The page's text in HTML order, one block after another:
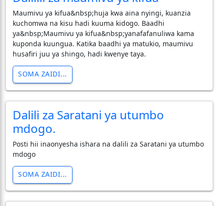
Maumivu ya kifua&nbsp;huja kwa aina nyingi, kuanzia
kuchomwa na kisu hadi kuuma kidogo. Baadhi
ya&nbsp;Maumivu ya kifua&nbsp;yanafafanuliwa kama
kuponda kuungua. Katika baadhi ya matukio, maumivu
husafiri juu ya shingo, hadi kwenye taya.
SOMA ZAIDI...
Dalili za Saratani ya utumbo
mdogo.
Posti hii inaonyesha ishara na dalili za Saratani ya utumbo
mdogo
SOMA ZAIDI...